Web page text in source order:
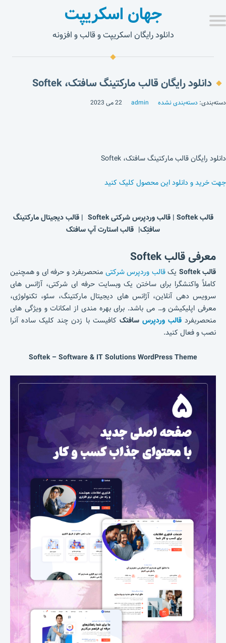
جهان اسکریپت
دانلود رایگان اسکریپت و قالب و افزونه
دانلود رایگان قالب مارکتینگ سافتک، Softek
دسته‌بندی: دسته‌بندی نشده admin 22 می 2023
دانلود رایگان قالب مارکتینگ سافتک، Softek
جهت خرید و دانلود این محصول کلیک کنید
قالب Softek | قالب وردپرس شرکتی Softek | قالب دیجیتال مارکتینگ
سافتِک| قالب استارت آپ سافتک
معرفی قالب Softek
قالب Softek یکقالب وردپرس شرکتی منحصربفرد و حرفه ای و همچنین
کاملاً واکنشگرا برای ساختن یک وبسایت حرفه ای شرکتی، آژانس های
سرویس دهی آنلاین، آژانس های دیجیتال مارکتینگ، سئو، تکنولوژی،
معرفی اپلیکیشن و… می باشد. برای بهره مندی از امکانات و ویژگی های
منحصربفردقالب وردپرس سافتککافیست با زدن چند کلیک ساده آنرا
نصب و فعال کنید.
Softek – Software & IT Solutions WordPress Theme